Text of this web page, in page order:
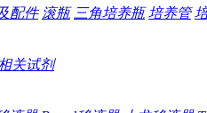
配件 滚瓶 三角培养瓶 培养管
关试剂